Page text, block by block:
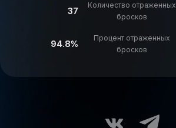
37
Количество отраженных
бросков
94.8%
Процент отраженных
бросков